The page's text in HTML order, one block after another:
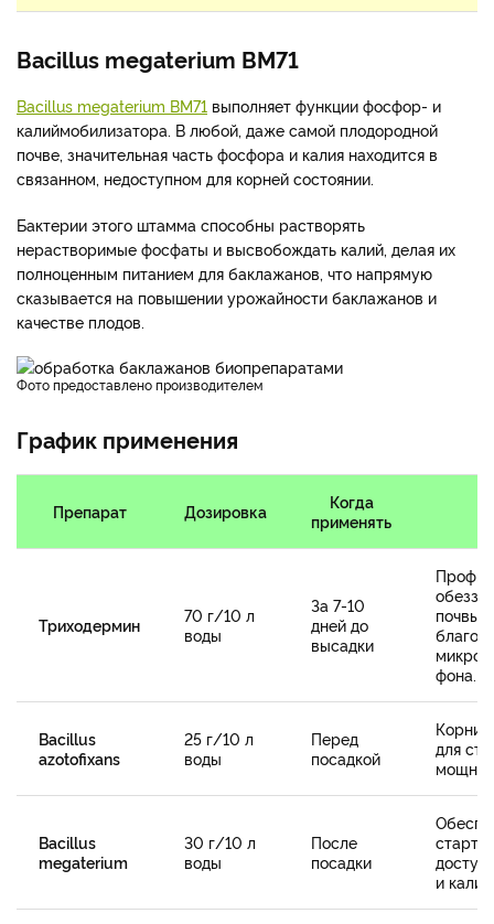
Bacillus megaterium ВМ71
Bacillus megaterium ВМ71 выполняет функции фосфор- и
калиймобилизатора. В любой, даже самой плодородной
почве, значительная часть фосфора и калия находится в
связанном, недоступном для корней состоянии.
Бактерии этого штамма способны растворять
нерастворимые фосфаты и высвобождать калий, делая их
полноценным питанием для баклажанов, что напрямую
сказывается на повышении урожайности баклажанов и
качестве плодов.
фото предоставлено производителем
График применения
Препарат Дозировка
Когда
применять
Триходермин
70 г/10 л
воды
За 7-10
дней до
высадки
почвы
фона.
Bacillus
azotofixans
25 г/10 л
воды
Перед
посадкой
Корни
для
Bacillus
megaterium
30 г/10 л
воды
После
посадки
и калия.